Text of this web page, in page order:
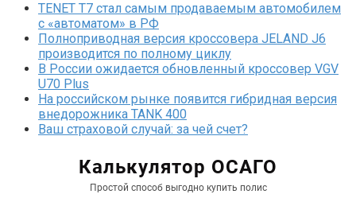
TENET T7 стал самым продаваемым автомобилем
с «автоматом» в РФ
Полноприводная версия кроссовера JELAND J6
производится по полному циклу
В России ожидается обновленный кроссовер VGV
U70 Plus
На российском рынке появится гибридная версия
внедорожника TANK 400
Ваш страховой случай: за чей счет?